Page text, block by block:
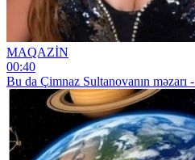
MAQAZİN
00:40
Bu da Çimnaz Sultanovanın məzarı -